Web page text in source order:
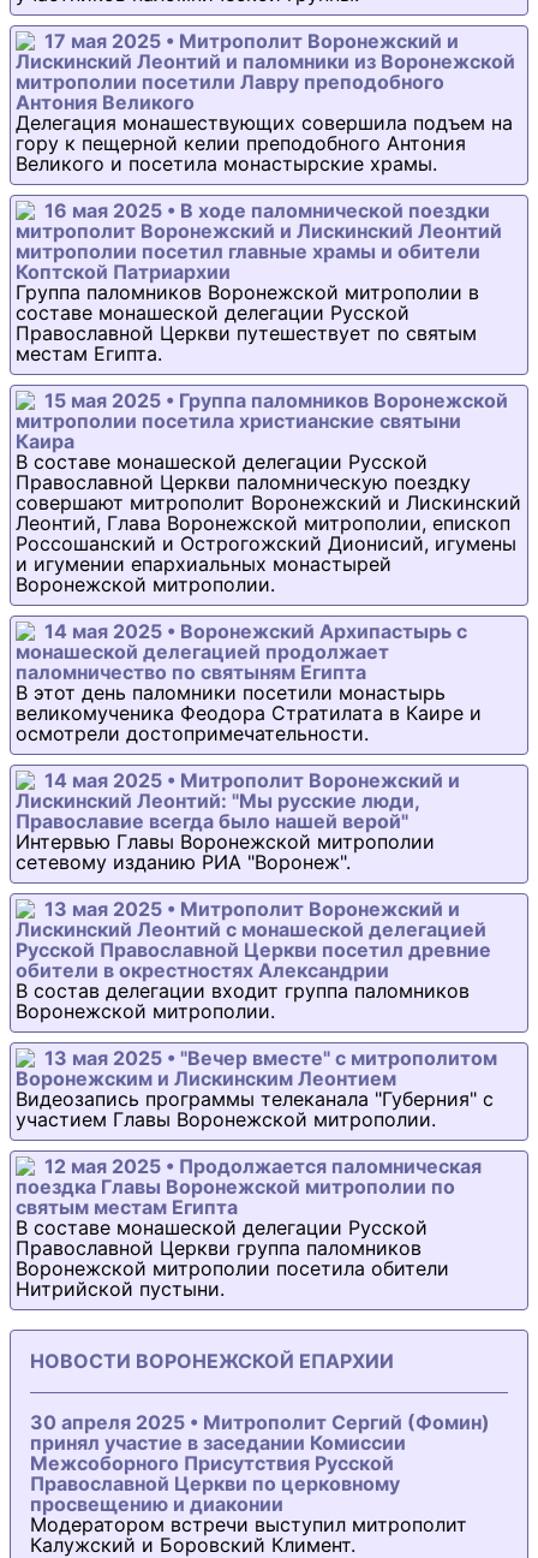
17 мая 2025 • Митрополит Воронежский и
Лискинский Леонтий и паломники из Воронежской
митрополии посетили Лавру преподобного
Антония Великого
Делегация монашествующих совершила подъем на
гору к пещерной келии преподобного Антония
Великого и посетила монастырские храмы.
16 мая 2025 • В ходе паломнической поездки
митрополит Воронежский и Лискинский Леонтий
митрополии посетил главные храмы и обители
Коптской Патриархии
Группа паломников Воронежской митрополии в
составе монашеской делегации Русской
Православной Церкви путешествует по святым
местам Египта.
15 мая 2025 • Группа паломников Воронежской
митрополии посетила христианские святыни
Каира
В составе монашеской делегации Русской
Православной Церкви паломническую поездку
совершают митрополит Воронежский и Лискинский
Леонтий, Глава Воронежской митрополии, епископ
Россошанский и Острогожский Дионисий, игумены
и игумении епархиальных монастырей
Воронежской митрополии.
14 мая 2025 • Воронежский Архипастырь с
монашеской делегацией продолжает
паломничество по святыням Египта
В этот день паломники посетили монастырь
великомученика Феодора Стратилата в Каире и
осмотрели достопримечательности.
14 мая 2025 • Митрополит Воронежский и
Лискинский Леонтий: "Мы русские люди,
Православие всегда было нашей верой"
Интервью Главы Воронежской митрополии
сетевому изданию РИА "Воронеж".
13 мая 2025 • Митрополит Воронежский и
Лискинский Леонтий с монашеской делегацией
Русской Православной Церкви посетил древние
обители в окрестностях Александрии
В состав делегации входит группа паломников
Воронежской митрополии.
13 мая 2025 • "Вечер вместе" с митрополитом
Воронежским и Лискинским Леонтием
Видеозапись программы телеканала "Губерния" с
участием Главы Воронежской митрополии.
12 мая 2025 • Продолжается паломническая
поездка Главы Воронежской митрополии по
святым местам Египта
В составе монашеской делегации Русской
Православной Церкви группа паломников
Воронежской митрополии посетила обители
Нитрийской пустыни.
НОВОСТИ ВОРОНЕЖСКОЙ ЕПАРХИИ
30 апреля 2025 • Митрополит Сергий (Фомин)
принял участие в заседании Комиссии
Межсоборного Присутствия Русской
Православной Церкви по церковному
просвещению и диаконии
Модератором встречи выступил митрополит
Калужский и Боровский Климент.